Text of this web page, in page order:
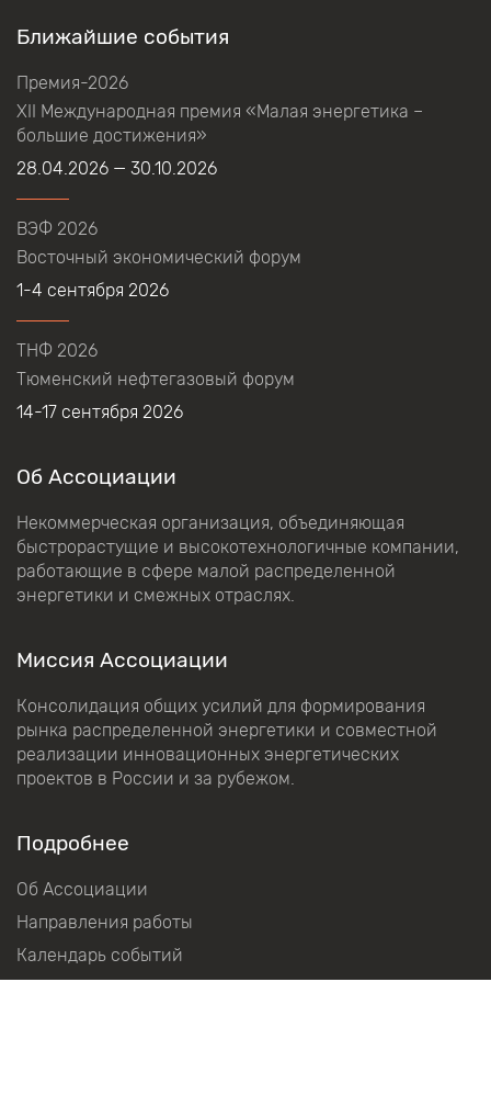
Ближайшие события
Премия-2026
XII Международная премия «Малая энергетика –
большие достижения»
28.04.2026 — 30.10.2026
ВЭФ 2026
Восточный экономический форум
1-4 сентября 2026
ТНФ 2026
Тюменский нефтегазовый форум
14-17 сентября 2026
Об Ассоциации
Некоммерческая организация, объединяющая
быстрорастущие и высокотехнологичные компании,
работающие в сфере малой распределенной
энергетики и смежных отраслях.
Миссия Ассоциации
Консолидация общих усилий для формирования
рынка распределенной энергетики и совместной
реализации инновационных энергетических
проектов в России и за рубежом.
Подробнее
Об Ассоциации
Направления работы
Календарь событий